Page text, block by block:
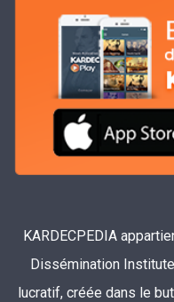
KARDECPEDIA
Dissémination
lucratif, créée dans le